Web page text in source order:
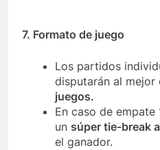
7. Formato de juego
Los partidos
disputarán al mejor
juegos.
En caso de empate
un súper tie-break
el ganador.